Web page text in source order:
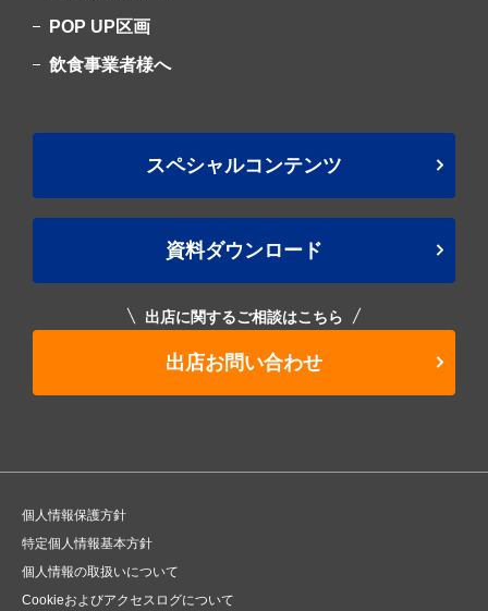
POP UP区画
飲食事業者様へ
スペシャルコンテンツ
資料ダウンロード
出店に関するご相談はこちら
出店お問い合わせ
個人情報保護方針
特定個人情報基本方針
個人情報の取扱いについて
Cookieおよびアクセスログについて